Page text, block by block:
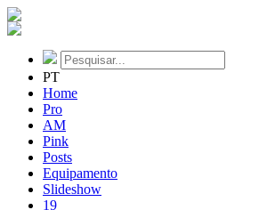
PT
Home
Pro
AM
Pink
Posts
Equipamento
Slideshow
19